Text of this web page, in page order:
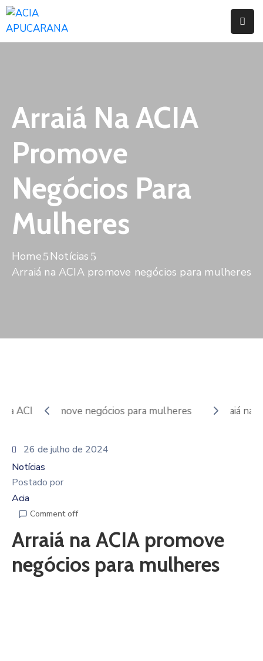
Serviços
Campanhas
Convênios
Benefícios
Fórum
Desenvolve
Instituto
De
Arraiá Na ACIA
Promove
Negócios Para
Mulheres
Home
Notícias
Arraiá na ACIA promove negócios para mulheres
26 de julho de 2024
Notícias
Postado por
Acia
Comment off
Arraiá na ACIA promove
negócios para mulheres